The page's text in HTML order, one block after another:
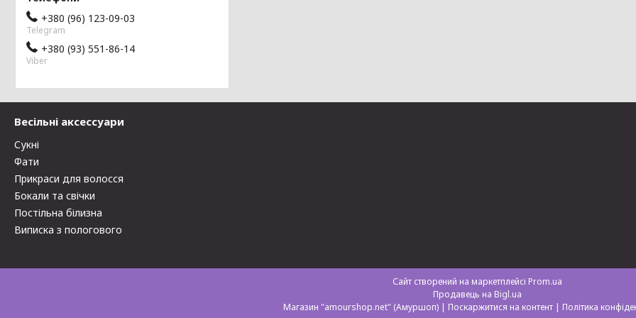
+380 (96) 123-09-03
Telegram
+380 (93) 551-86-14
Viber
Весільні аксессуари
Сукні
Фати
Прикраси для волосся
Бокали та свічки
Постільна білизна
Виписка з пологового
Сайт створений на маркетплейсі Prom.ua
Продавець на Bigl.ua
Магазин "amourshop.net" (Амуршоп) | Поскаржитися на контент | Політика